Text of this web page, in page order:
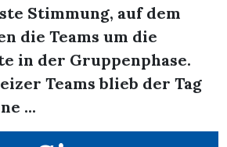
Stimmung, auf dem
die Teams um die
in der Gruppenphase.
Teams blieb der Tag
...